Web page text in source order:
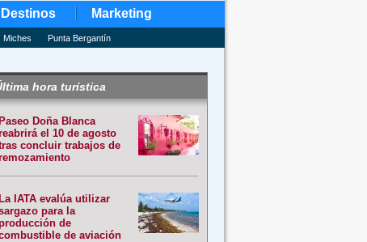
Destinos Marketing
Miches Punta Bergantín
hora turística
Paseo Doña Blanca
el 10 de agosto
concluir trabajos de
La IATA evalúa utilizar
para la
de
de aviación